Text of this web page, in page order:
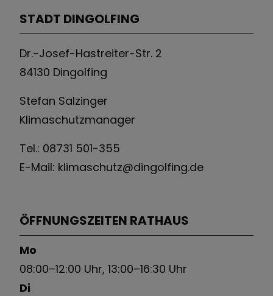
STADT DINGOLFING
Dr.-Josef-Hastreiter-Str. 2
84130 Dingolfing
Stefan Salzinger
Klimaschutzmanager
Tel.: 08731 501-355
E-Mail: klimaschutz@dingolfing.de
ÖFFNUNGSZEITEN RATHAUS
Mo
08:00–12:00 Uhr, 13:00–16:30 Uhr
Di